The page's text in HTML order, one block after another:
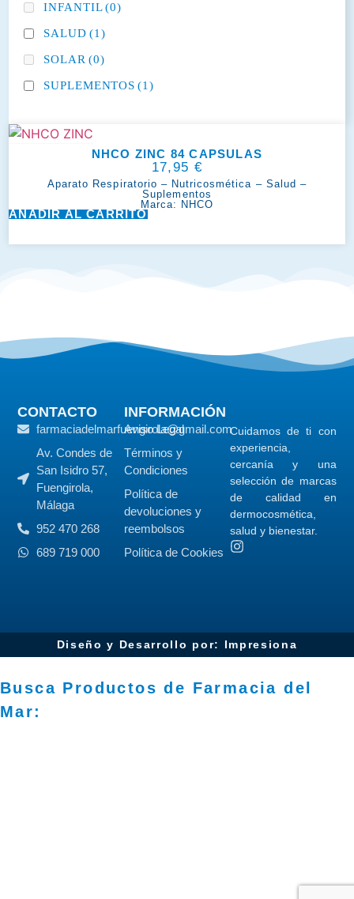
INFANTIL (0)
SALUD (1)
SOLAR (0)
SUPLEMENTOS (1)
NHCO ZINC 84 CAPSULAS
17,95 €
Aparato Respiratorio – Nutricosmética – Salud –
Suplementos
Marca: NHCO
AÑADIR AL CARRITO
Cuidamos de ti con
experiencia,
cercanía y una
selección de marcas
de calidad en
dermocosmética,
salud y bienestar.
CONTACTO
farmaciadelmarfuengirola@gmail.com
Av. Condes de
San Isidro 57,
Fuengirola,
Málaga
952 470 268
689 719 000
INFORMACIÓN
Aviso Legal
Términos y
Condiciones
Política de
devoluciones y
reembolsos
Política de Cookies
Diseño y Desarrollo por: Impresiona​
Busca Productos de Farmacia del
Mar: